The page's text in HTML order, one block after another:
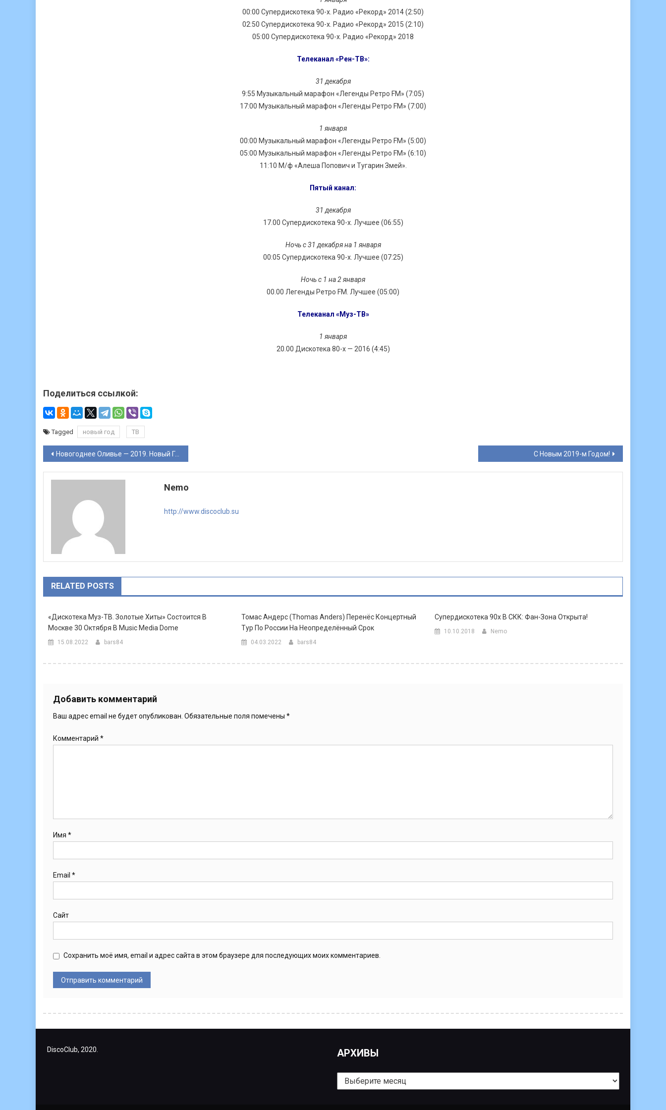
00:00 Супердискотека 90-х. Радио «Рекорд» 2014 (2:50)
02:50 Супердискотека 90-х. Радио «Рекорд» 2015 (2:10)
05:00 Супердискотека 90-х. Радио «Рекорд» 2018
Телеканал «Рен-ТВ»:
31 декабря
9:55 Музыкальный марафон «Легенды Ретро FM» (7:05)
17:00 Музыкальный марафон «Легенды Ретро FM» (7:00)
1 января
00:00 Музыкальный марафон «Легенды Ретро FM» (5:00)
05:00 Музыкальный марафон «Легенды Ретро FM» (6:10)
11:10 М/ф «Алеша Попович и Тугарин Змей».
Пятый канал:
31 декабря
17.00 Супердискотека 90-х. Лучшее (06:55)
Ночь с 31 декабря на 1 января
00:05 Супердискотека 90-х. Лучшее (07:25)
Ночь с 1 на 2 января
00.00 Легенды Ретро FM. Лучшее (05:00)
Телеканал «Муз-ТВ»
1 января
20.00 Дискотека 80-х — 2016 (4:45)
Поделиться ссылкой:
Tagged новый год ТВ
Навигация
по
Новогоднее Оливье — 2019. Новый Год на ТВ. С Новым 2019-м Годом!
Nemo
http://www.discoclub.su
RELATED POSTS
«Дискотека Муз-ТВ. Золотые Хиты» Состоится В
Москве 30 Октября В Music Media Dome
15.08.2022 bars84
Томас Андерс (Thomas Anders) Перенёс Концертный
Тур По России На Неопределённый Срок
04.03.2022 bars84
Супердискотека 90х В СКК: Фан-Зона Открыта!
10.10.2018 Nemo
Добавить комментарий
Ваш адрес email не будет опубликован. Обязательные поля помечены *
Комментарий *
Имя *
Email *
Сайт
Сохранить моё имя, email и адрес сайта в этом браузере для последующих моих комментариев.
DiscoClub, 2020. АРХИВЫ
Архивы